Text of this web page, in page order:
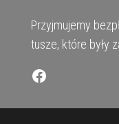
Przyjmujemy
tusze, które były
Facebook